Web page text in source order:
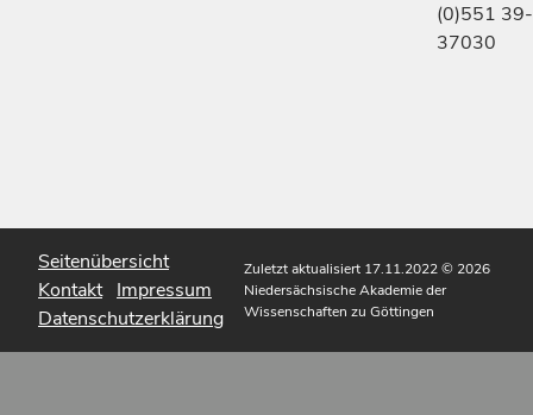
(0)551 39-
37030
Seitenübersicht
Kontakt Impressum
Datenschutzerklärung
Zuletzt aktualisiert 17.11.2022© 2026
Niedersächsische Akademie der
Wissenschaften zu Göttingen